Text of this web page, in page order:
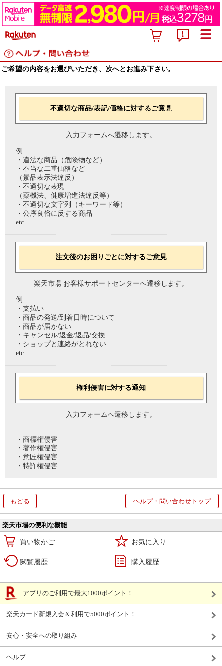
ご希望の内容をお選びいただき、次へとお進み下さい。
不適切な商品/表記/価格に対するご意見
入力フォームへ遷移します。
例
・違法な商品（危険物など）
・不当な二重価格など
（景品表示法違反）
・不適切な表現
（薬機法、健康増進法違反等）
・不適切な文字列（キーワード等）
・公序良俗に反する商品
etc.
注文後のお困りごとに対するご意見
楽天市場 お客様サポートセンターへ遷移します。
例
・支払い
・商品の発送/到着日時について
・商品が届かない
・キャンセル/返金/返品/交換
・ショップと連絡がとれない
etc.
権利侵害に対する通知
入力フォームへ遷移します。
・商標権侵害
・著作権侵害
・意匠権侵害
・特許権侵害
もどる ヘルプ・問い合わせトップ
楽天市場の便利な機能
買い物かご お気に入り
閲覧履歴 購入履歴
アプリのご利用で最大1000ポイント！
楽天カード新規入会＆利用で5000ポイント！
安心・安全への取り組み
ヘルプ